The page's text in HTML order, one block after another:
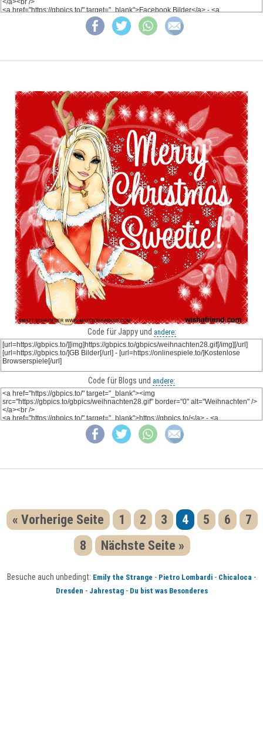
Code für Jappy und andere:
Code für Blogs und andere:
« Vorherige Seite 1 2 3 4 5 6
7
8
Nächste Seite »
Besuche auch unbedingt: Emily the Strange - Pietro Lombardi - Chicaloca -
Dresden - Jahrestag- Du bist was Besonderes